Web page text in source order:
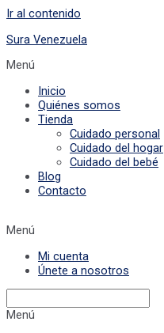
Ir al contenido
Sura Venezuela
Menú
Inicio
Quiénes somos
Tienda
Cuidado personal
Cuidado del hogar
Cuidado del bebé
Blog
Contacto
Menú
Mi cuenta
Únete a nosotros
Menú